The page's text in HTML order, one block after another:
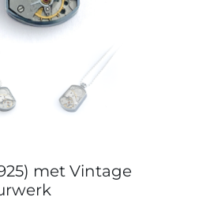
met Vintage